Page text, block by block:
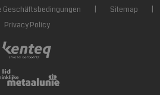
Geschäftsbedingungen Sitemap
Privacy Policy